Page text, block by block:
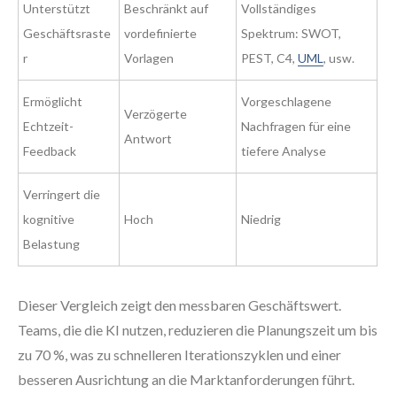
Unterstützt
Geschäftsraste
r
Beschränkt auf
vordefinierte
Vorlagen
Vollständiges
Spektrum: SWOT,
PEST, C4, UML , usw.
Ermöglicht
Echtzeit-
Feedback
Verzögerte
Antwort
Vorgeschlagene
Nachfragen für eine
tiefere Analyse
Verringert die
kognitive
Belastung
Hoch Niedrig
Dieser Vergleich zeigt den messbaren Geschäftswert.
Teams, die die KI nutzen, reduzieren die Planungszeit um bis
zu 70 %, was zu schnelleren Iterationszyklen und einer
besseren Ausrichtung an die Marktanforderungen führt.